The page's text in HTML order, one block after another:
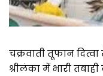
चक्रवाती तूफान
श्रीलंका में भारी